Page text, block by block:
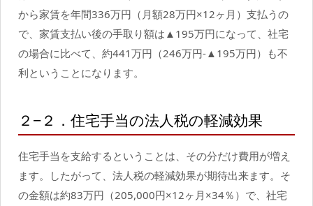
から家賃を年間336万円（月額28万円×12ヶ月）支払うの
で、家賃支払い後の手取り額は▲195万円になって、社宅
の場合に比べて、約441万円（246万円-▲195万円）も不
利ということになります。
２−２．住宅手当の法人税の軽減効果
住宅手当を支給するということは、その分だけ費用が増え
ます。したがって、法人税の軽減効果が期待出来ます。そ
の金額は約83万円（205,000円×12ヶ月×34％）で、社宅